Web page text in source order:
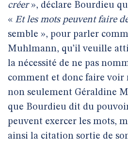
créer», déclare Bourdieu
« Et les mots peuvent faire
semble », pour parler
Muhlmann, qu’il veuille
la nécessité de ne pas
comment et donc faire voir
non seulement Géraldine
que Bourdieu dit du
peuvent exercer les mots,
ainsi la citation sortie de